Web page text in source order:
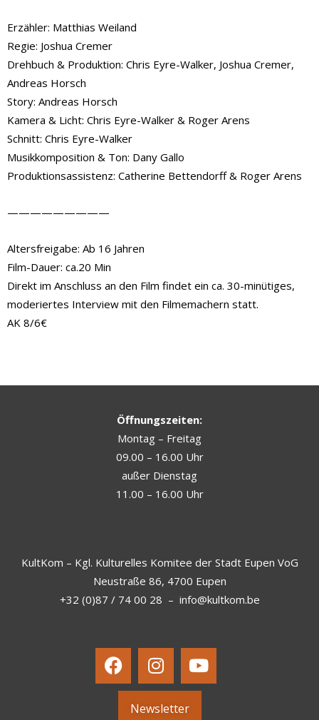
Erzähler: Matthias Weiland
Regie: Joshua Cremer
Drehbuch & Produktion: Chris Eyre-Walker, Joshua Cremer,
Andreas Horsch
Story: Andreas Horsch
Kamera & Licht: Chris Eyre-Walker & Roger Arens
Schnitt: Chris Eyre-Walker
Musikkomposition & Ton: Dany Gallo
Produktionsassistenz: Catherine Bettendorff & Roger Arens
—————————
Altersfreigabe: Ab 16 Jahren
Film-Dauer: ca.20 Min
Direkt im Anschluss an den Film findet ein ca. 30-minütiges,
moderiertes Interview mit den Filmemachern statt.
AK 8/6€
Öffnungszeiten:
Montag – Freitag
09.00 – 16.00 Uhr
außer Dienstag
11.00 – 16.00 Uhr
KultKom – Kgl. Kulturelles Komitee der Stadt Eupen VoG
Neustraße 86, 4700 Eupen
+32 (0)87 / 74 00 28 – info@kultkom.be
Newsletter